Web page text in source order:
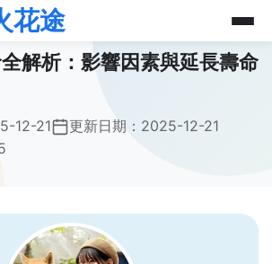
花途
解析：影響因素與延長壽命
12-21 更新日期： 2025-12-21